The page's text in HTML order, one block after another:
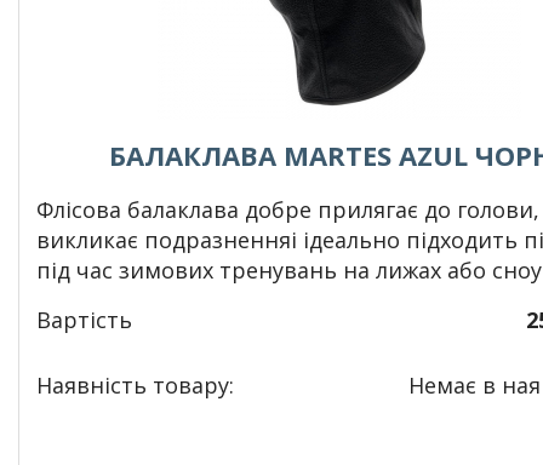
БАЛАКЛАВА MARTES AZUL
Флісова балаклава добре прилягає до
викликає подразненняі ідеально підходить
під час зимових тренувань на лижах або
Вартість
Наявність товару: Немає в